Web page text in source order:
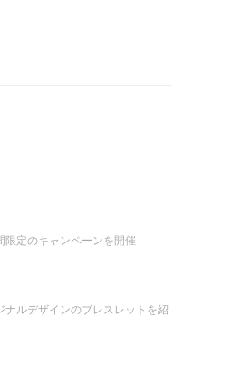
限定のキャンペーンを開催
ナルデザインのブレスレットを紹